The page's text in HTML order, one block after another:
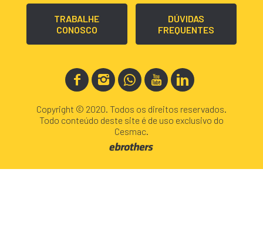
TRABALHE
CONOSCO
DÚVIDAS
FREQUENTES
Copyright © 2020. Todos os direitos reservados.
Todo conteúdo deste site é de uso exclusivo do
Cesmac.